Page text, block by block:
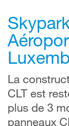
La
CLT est
plus de 3
panneaux